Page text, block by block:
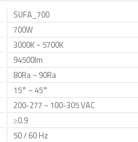
SUFA_700
700W
3000K ~ 5700K
94500lm
80Ra ~ 90Ra
15° ~ 45°
200-277 ~ 100-305 VAC
≥0.9
50 / 60 Hz